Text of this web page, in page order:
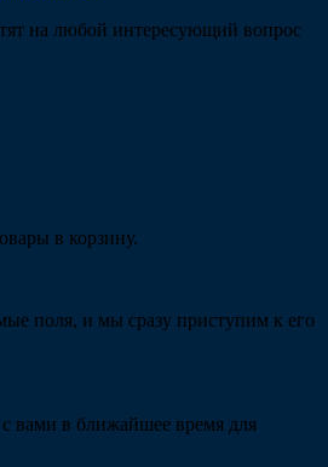
на любой интересующий вопрос
в корзину.
поля, и мы сразу приступим к его
вами в ближайшее время для